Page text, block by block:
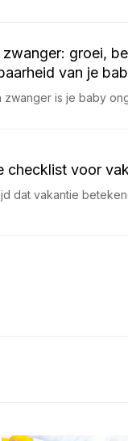
groei,
van je
zwanger is je baby
checklist voor
dat vakantie